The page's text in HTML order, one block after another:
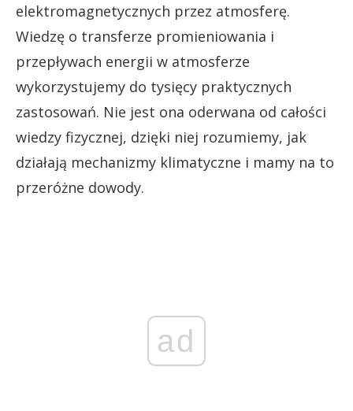
elektromagnetycznych przez atmosferę.
Wiedzę o transferze promieniowania i
przepływach energii w atmosferze
wykorzystujemy do tysięcy praktycznych
zastosowań. Nie jest ona oderwana od całości
wiedzy fizycznej, dzięki niej rozumiemy, jak
działają mechanizmy klimatyczne i mamy na to
przeróżne dowody.
ad